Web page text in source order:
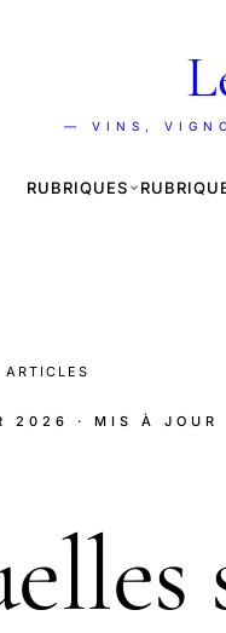
— VINS,
RUBRIQUES
ARTICLES
2026 · MIS À JOUR